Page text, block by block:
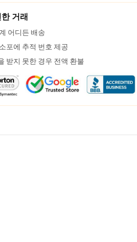
거래
어디든 배송
포에 추적 번호 제공
받지 못한 경우 전액 환불